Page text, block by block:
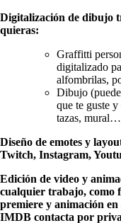
Digitalización de dibujo
quieras:
Graffitti
digitalizado
alfombrilas,
Dibujo
que te guste
tazas,
Diseño de emotes y
Twitch, Instagram,
Edición de video y
cualquier trabajo, como
premiere y animación
IMDB contacta por